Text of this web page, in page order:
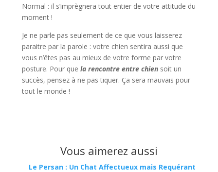
Normal : il s’imprègnera tout entier de votre attitude du
moment !
Je ne parle pas seulement de ce que vous laisserez
paraitre par la parole : votre chien sentira aussi que
vous n’êtes pas au mieux de votre forme par votre
posture. Pour que la rencontre entre chien soit un
succès, pensez à ne pas tiquer. Ça sera mauvais pour
tout le monde !
Vous aimerez aussi
Le Persan : Un Chat Affectueux mais Requérant